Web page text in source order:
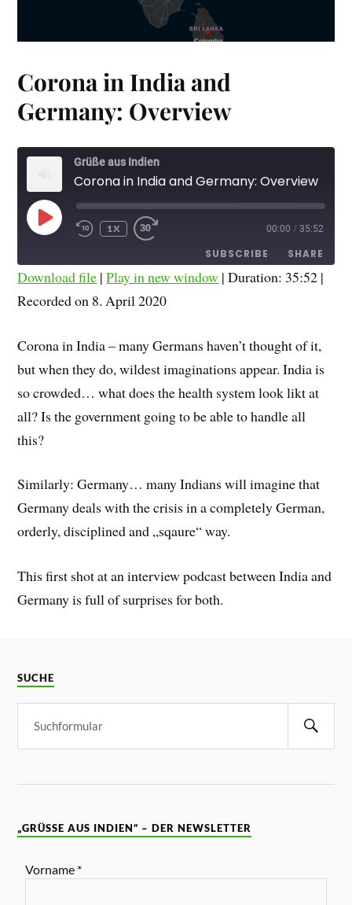
Corona in India and
Germany: Overview
Grüße aus Indien
Corona in India and Germany: Overview
1X 00:00 / 35:52
SUBSCRIBE SHARE
RSS FEED
SHARE
EMBED
Download file |Play in new window |Duration: 35:52 |
Recorded on 8. April 2020
Corona in India – many Germans haven’t thought of it,
but when they do, wildest imaginations appear. India is
so crowded… what does the health system look likt at
all? Is the government going to be able to handle all
this?
Similarly: Germany… many Indians will imagine that
Germany deals with the crisis in a completely German,
orderly, disciplined and „sqaure“ way.
This first shot at an interview podcast between India and
Germany is full of surprises for both.
SUCHE
„GRÜSSE AUS INDIEN“ – DER NEWSLETTER
Vorname *